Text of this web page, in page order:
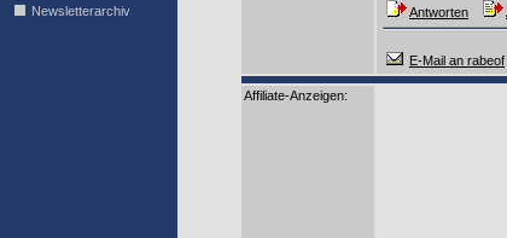
Newsletterarchiv
Antworten
E-Mail an rabeof
Affiliate-Anzeigen: